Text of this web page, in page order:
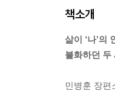
책소개
삶이 ‘나’의
불화하던 두
민병훈 장